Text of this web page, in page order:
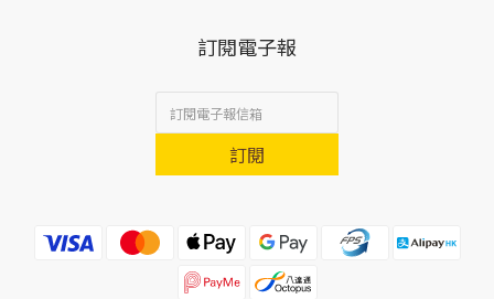
訂閱電子報
訂閱